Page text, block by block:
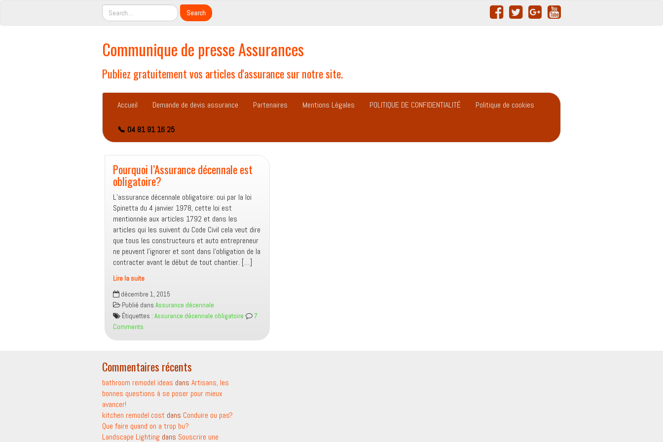
Communique de presse Assurances
Publiez gratuitement vos articles d'assurance sur notre site.
Accueil Demande de devis assurance Partenaires Mentions Légales POLITIQUE DE CONFIDENTIALITÉ Politique de cookies
📞 04 81 91 16 25
Pourquoi l’Assurance décennale est
obligatoire?
L’assurance décennale obligatoire: oui par la loi
Spinetta du 4 janvier 1978, cette loi est
mentionnée aux articles 1792 et dans les
articles qui les suivent du Code Civil cela veut dire
que tous les constructeurs et auto entrepreneur
ne peuvent l’ignorer et sont dans l’obligation de la
contracter avant le début de tout chantier. […]
Lire la suite
Pourquoi
l’Assurance
décennale
est
obligatoire?
décembre 1, 2015
Publié dans Assurance décennale
Étiquettes : Assurance décennale obligatoire
7
Comments
Commentaires récents
bathroom remodel ideas dans Artisans, les
bonnes questions à se poser pour mieux
avancer!
kitchen remodel cost dans Conduire ou pas?
Que faire quand on a trop bu?
Landscape Lighting dans Souscrire une